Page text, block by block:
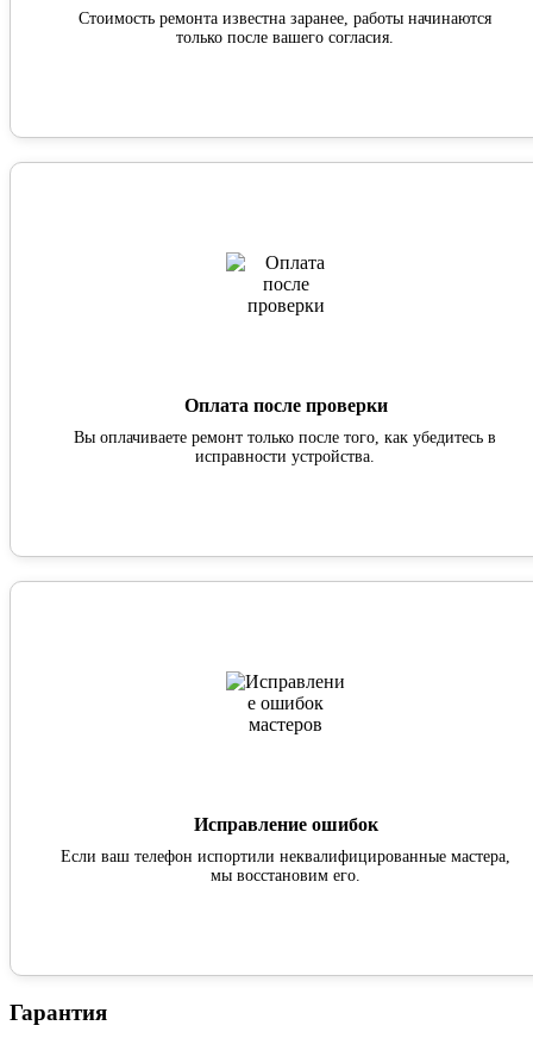
Стоимость ремонта известна заранее, работы начинаются
только после вашего согласия.
Оплата после проверки
Вы оплачиваете ремонт только после того, как убедитесь в
исправности устройства.
Исправление ошибок
Если ваш телефон испортили неквалифицированные мастера,
мы восстановим его.
Гарантия